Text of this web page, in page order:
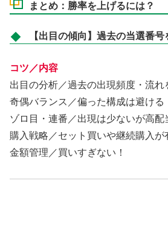
まとめ：勝率を上げるには？
【出目の傾向】過去の当選番号
コツ／内容
出目の分析／過去の出現頻度・流れ
奇偶バランス／偏った構成は避ける
ゾロ目・連番／出現は少ないが高配
購入戦略／セット買いや継続購入が
金額管理／買いすぎない！